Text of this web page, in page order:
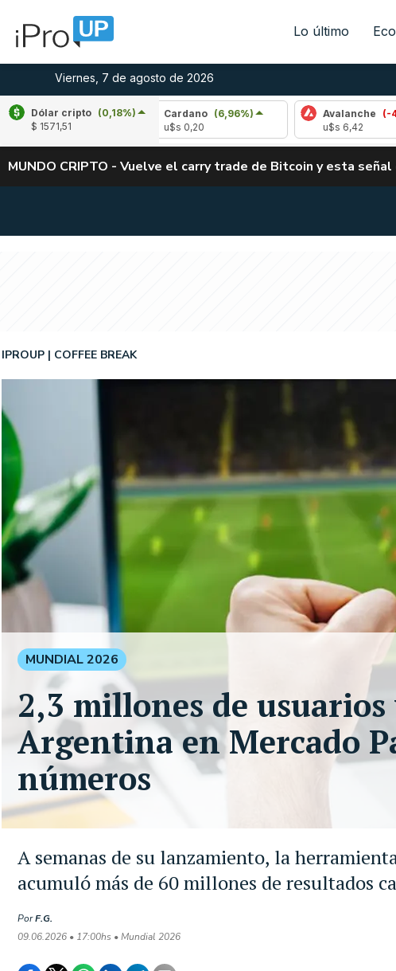
Lo último
Viernes, 7 de agosto de 2026
Dólar cripto (0,18%)
$ 1571,51
Cardano
(6,96%)
Avalanche
(-4,37%)
MUNDO CRIPTO - Vuelve el carry trade de Bitcoin y esta
A semanas de su lanzamiento, la
acumuló más de 60 millones de resultados
IPROUP COFFEE BREAK
PorF.G.
09.06.2026 • 17:00hs • Mundial 2026
MUNDIAL 2026
2,3 millones de
Argentina en Mercado
números